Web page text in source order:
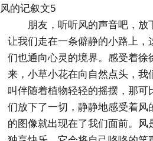
风的记叙文5
朋友，听听风的声音吧，放
让我们走在一条僻静的小路上，
们也通向心灵的境界。感受着徐
来，小草小花在向自然点头，我
叫伴随着植物轻轻的摇摆，那可
们放下了一切，静静地感受着风
的图像就出现在了我们面前。风